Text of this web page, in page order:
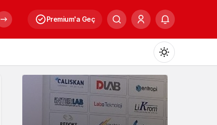
Premium'a Geç
Mod
değiştir